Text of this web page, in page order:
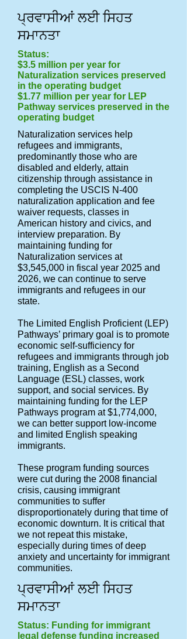
ਪ੍ਰਵਾਸੀਆਂ ਲਈ ਸਿਹਤ
ਸਮਾਨਤਾ
Status:
$3.5 million per year for
Naturalization services preserved
in the operating budget
$1.77 million per year for LEP
Pathway services preserved in the
operating budget
Naturalization services help
refugees and immigrants,
predominantly those who are
disabled and elderly, attain
citizenship through assistance in
completing the USCIS N-400
naturalization application and fee
waiver requests, classes in
American history and civics, and
interview preparation. By
maintaining funding for
Naturalization services at
$3,545,000 in fiscal year 2025 and
2026, we can continue to serve
immigrants and refugees in our
state.
The Limited English Proficient (LEP)
Pathways’ primary goal is to promote
economic self-sufficiency for
refugees and immigrants through job
training, English as a Second
Language (ESL) classes, work
support, and social services. By
maintaining funding for the LEP
Pathways program at $1,774,000,
we can better support low-income
and limited English speaking
immigrants.
These program funding sources
were cut during the 2008 financial
crisis, causing immigrant
communities to suffer
disproportionately during that time of
economic downturn. It is critical that
we not repeat this mistake,
especially during times of deep
anxiety and uncertainty for immigrant
communities.
ਪ੍ਰਵਾਸੀਆਂ ਲਈ ਸਿਹਤ
ਸਮਾਨਤਾ
Status: Funding for immigrant
legal defense funding increased